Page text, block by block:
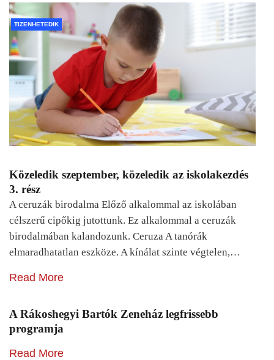
TIZENHETEDIK
Közeledik szeptember, közeledik az iskolakezdés
3. rész
A ceruzák birodalma Előző alkalommal az iskolában
célszerű cipőkig jutottunk. Ez alkalommal a ceruzák
birodalmában kalandozunk. Ceruza A tanórák
elmaradhatatlan eszköze. A kínálat szinte végtelen,…
Read More
A Rákoshegyi Bartók Zeneház legfrissebb
programja
Read More